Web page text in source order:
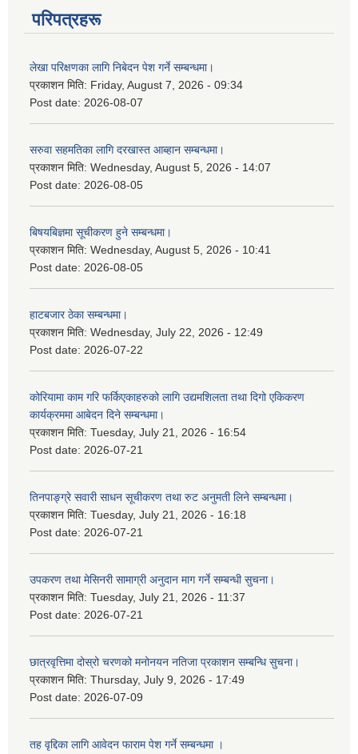
परिपत्रहरू
लेखा परिक्षणका लागि निबेदन पेश गर्ने सम्बन्धमा।
प्रकाशन मिति: Friday, August 7, 2026 - 09:34
Post date: 2026-08-07
सरुवा सहमतिका लागि दरखास्त आब्हान सम्बन्धमा।
प्रकाशन मिति: Wednesday, August 5, 2026 - 14:07
Post date: 2026-08-05
बिषयबिज्ञमा सूचीकरण हुने सम्बन्धमा।
प्रकाशन मिति: Wednesday, August 5, 2026 - 10:41
Post date: 2026-08-05
हाटबजार ठेका सम्बन्धमा।
प्रकाशन मिति: Wednesday, July 22, 2026 - 12:49
Post date: 2026-07-22
कोरियामा काम गरि फर्किएकाहरुको लागि उद्यमशिलता तथा दिगो एकिकरण
कार्यक्रममा आबेदन दिने सम्बन्धमा।
प्रकाशन मिति: Tuesday, July 21, 2026 - 16:54
Post date: 2026-07-21
तिनपाङ्ग्रे सवारी साधन सूचीकरण तथा रुट अनुमती लिने सम्बन्धमा।
प्रकाशन मिति: Tuesday, July 21, 2026 - 16:18
Post date: 2026-07-21
उपकरण तथा मेसिनरी सामाग्री अनुदान माग गर्ने सम्बन्धी सुचना।
प्रकाशन मिति: Tuesday, July 21, 2026 - 11:37
Post date: 2026-07-21
छात्रवृत्तिमा दोस्रो चरणको मनोनयन नतिजा प्रकाशन सम्बन्धि सुचना।
प्रकाशन मिति: Thursday, July 9, 2026 - 17:49
Post date: 2026-07-09
तह वृद्दिका लागि आवेदन फाराम पेश गर्ने सम्बन्धमा ।